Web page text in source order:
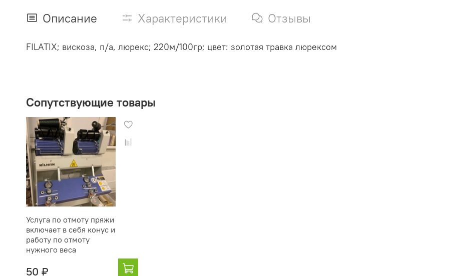
Описание Характеристики Отзывы
FILATIX; вискоза, п/а, люрекс; 220м/100гр; цвет: золотая травка люрексом
Сопутствующие товары
Услуга по отмоту пряжи
включает в себя конус и
работу по отмоту
нужного веса
50 ₽